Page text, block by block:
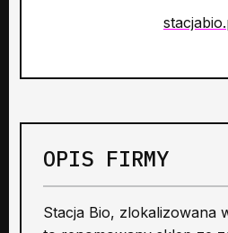
OPIS FIRMY
Stacja Bio, zlokalizowana